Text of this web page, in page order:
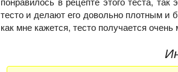
тесто и делают его довольно плотным
как мне кажется, тесто получается